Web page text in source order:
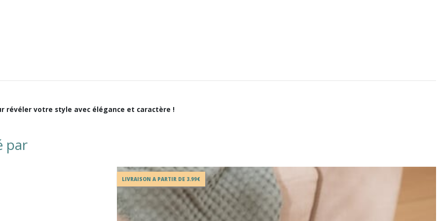
votre style avec élégance et caractère !
par
LIVRAISON A PARTIR DE 3.99€